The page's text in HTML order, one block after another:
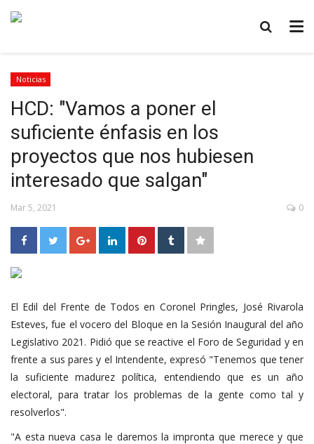
Noticias
HCD: "Vamos a poner el
suficiente énfasis en los
proyectos que nos hubiesen
interesado que salgan"
Mar 5, 2021 0
El Edil del Frente de Todos en Coronel Pringles, José Rivarola
Esteves, fue el vocero del Bloque en la Sesión Inaugural del año
Legislativo 2021. Pidió que se reactive el Foro de Seguridad y en
frente a sus pares y el Intendente, expresó "Tenemos que tener
la suficiente madurez política, entendiendo que es un año
electoral, para tratar los problemas de la gente como tal y
resolverlos".
"A esta nueva casa le daremos la impronta que merece y que